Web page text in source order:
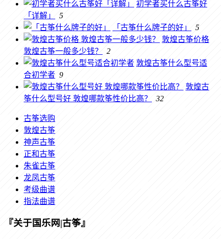
初学者买什么古筝好
「详解」
5
「古筝什么牌子的好」
5
敦煌古筝价格
敦煌古筝一般多少钱？
2
敦煌古筝什么型号适
合初学者 9
敦煌古
筝什么型号好 敦煌哪款筝性价比高？
32
古筝选购
敦煌古筝
神声古筝
正和古筝
朱雀古筝
龙凤古筝
考级曲谱
指法曲谱
『关于国乐网|古筝』